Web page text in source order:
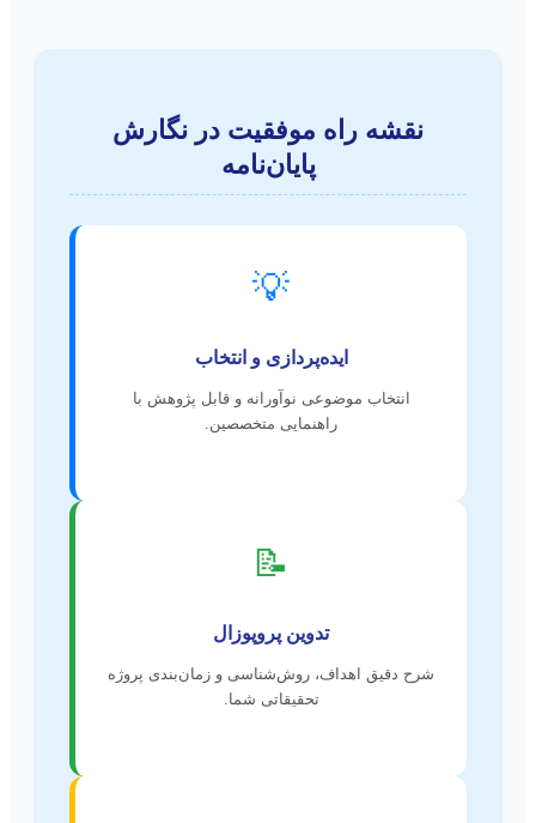
نقشه راه موفقیت در نگارش
پایان‌نامه
ایده‌پردازی و انتخاب
انتخاب موضوعی نوآورانه و قابل پژوهش با
راهنمایی متخصصین.
تدوین پروپوزال
شرح دقیق اهداف، روش‌شناسی و زمان‌بندی پروژه
تحقیقاتی شما.